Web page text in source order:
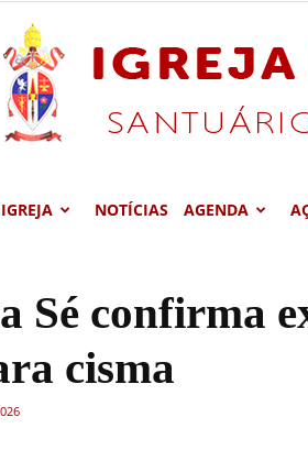
NOTÍCIAS AGENDA
Sé confirma
cisma